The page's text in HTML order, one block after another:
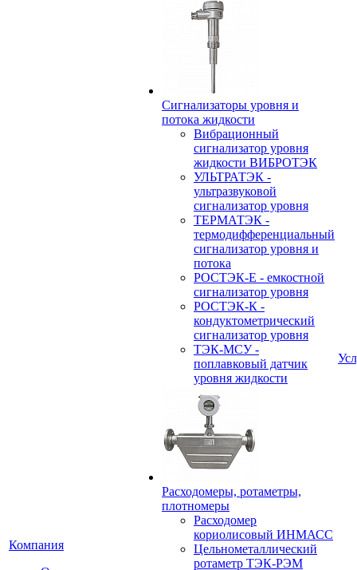
Компания
Сигнализаторы уровня и
потока жидкости
Вибрационный
сигнализатор уровня
жидкости ВИБРОТЭК
УЛЬТРАТЭК -
ультразвуковой
сигнализатор уровня
ТЕРМАТЭК -
термодифференциальный
сигнализатор уровня и
потока
РОСТЭК-Е - емкостной
сигнализатор уровня
РОСТЭК-К -
кондуктометрический
сигнализатор уровня
ТЭК-МСУ -
поплавковый датчик
уровня жидкости
Расходомеры, ротаметры,
плотномеры
Расходомер
кориолисовый ИНМАСС
Цельнометаллический
ротаметр ТЭК-РЭМ